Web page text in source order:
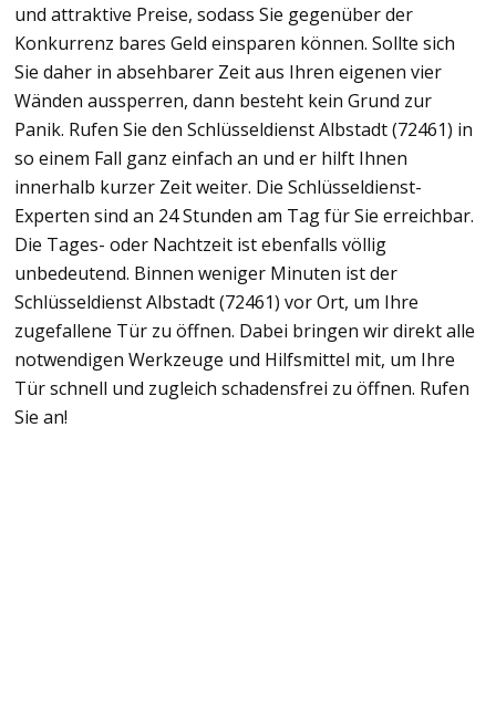
und attraktive Preise, sodass Sie gegenüber der
Konkurrenz bares Geld einsparen können. Sollte sich
Sie daher in absehbarer Zeit aus Ihren eigenen vier
Wänden aussperren, dann besteht kein Grund zur
Panik. Rufen Sie den Schlüsseldienst Albstadt (72461) in
so einem Fall ganz einfach an und er hilft Ihnen
innerhalb kurzer Zeit weiter. Die Schlüsseldienst-
Experten sind an 24 Stunden am Tag für Sie erreichbar.
Die Tages- oder Nachtzeit ist ebenfalls völlig
unbedeutend. Binnen weniger Minuten ist der
Schlüsseldienst Albstadt (72461) vor Ort, um Ihre
zugefallene Tür zu öffnen. Dabei bringen wir direkt alle
notwendigen Werkzeuge und Hilfsmittel mit, um Ihre
Tür schnell und zugleich schadensfrei zu öffnen. Rufen
Sie an!